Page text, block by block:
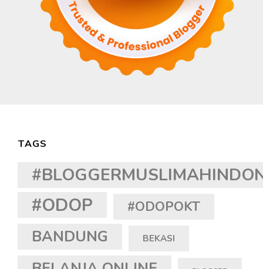
TAGS
#ODOP #ODOPOKT
BANDUNG BEKASI